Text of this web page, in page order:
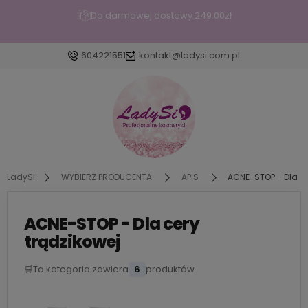
Do darmowej dostawy:249.00zł
604221551 kontakt@ladysi.com.pl
Zaloguj się
Załóż konto
Wybierz coś dla siebie z naszej aktualnej oferty lub
zaloguj się, aby przywrócić dodane produkty do
listy z poprzedniej sesji.
LadySi WYBIERZ PRODUCENTA APIS ACNE-STOP - Dla
ACNE-STOP - Dla cery
trądzikowej
🛒Ta kategoria zawiera 6 produktów